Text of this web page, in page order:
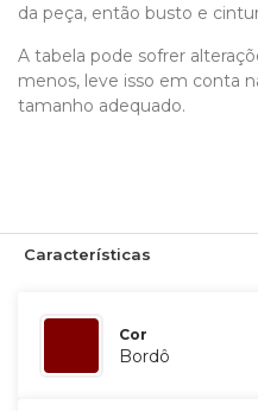
da peça, então busto e
A tabela pode sofrer
menos, leve isso em conta
tamanho adequado.
Características
Cor
Bordô